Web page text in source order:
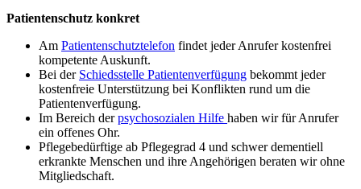
Patientenschutz konkret
Am Patientenschutztelefon findet jeder Anrufer kostenfrei
kompetente Auskunft.
Bei der Schiedsstelle Patientenverfügung bekommt jeder
kostenfreie Unterstützung bei Konflikten rund um die
Patientenverfügung.
Im Bereich derpsychosozialen Hilfe haben wir für Anrufer
ein offenes Ohr.
Pflegebedürftige ab Pflegegrad 4 und schwer dementiell
erkrankte Menschen und ihre Angehörigen beraten wir ohne
Mitgliedschaft.